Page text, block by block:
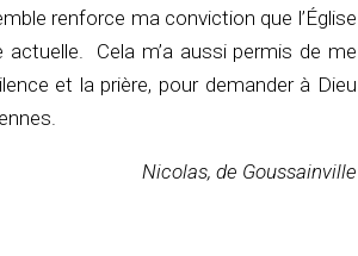
renforce ma conviction que l’Église
Cela m’a aussi permis de me
et la prière, pour demander à Dieu
Nicolas, de Goussainville